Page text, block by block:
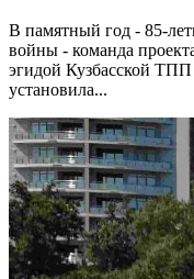
В памятный год - 85-
войны - команда
эгидой Кузбасской
установила...